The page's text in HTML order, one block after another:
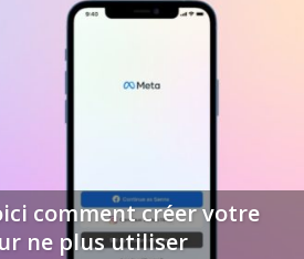
comment créer votre
ne plus utiliser